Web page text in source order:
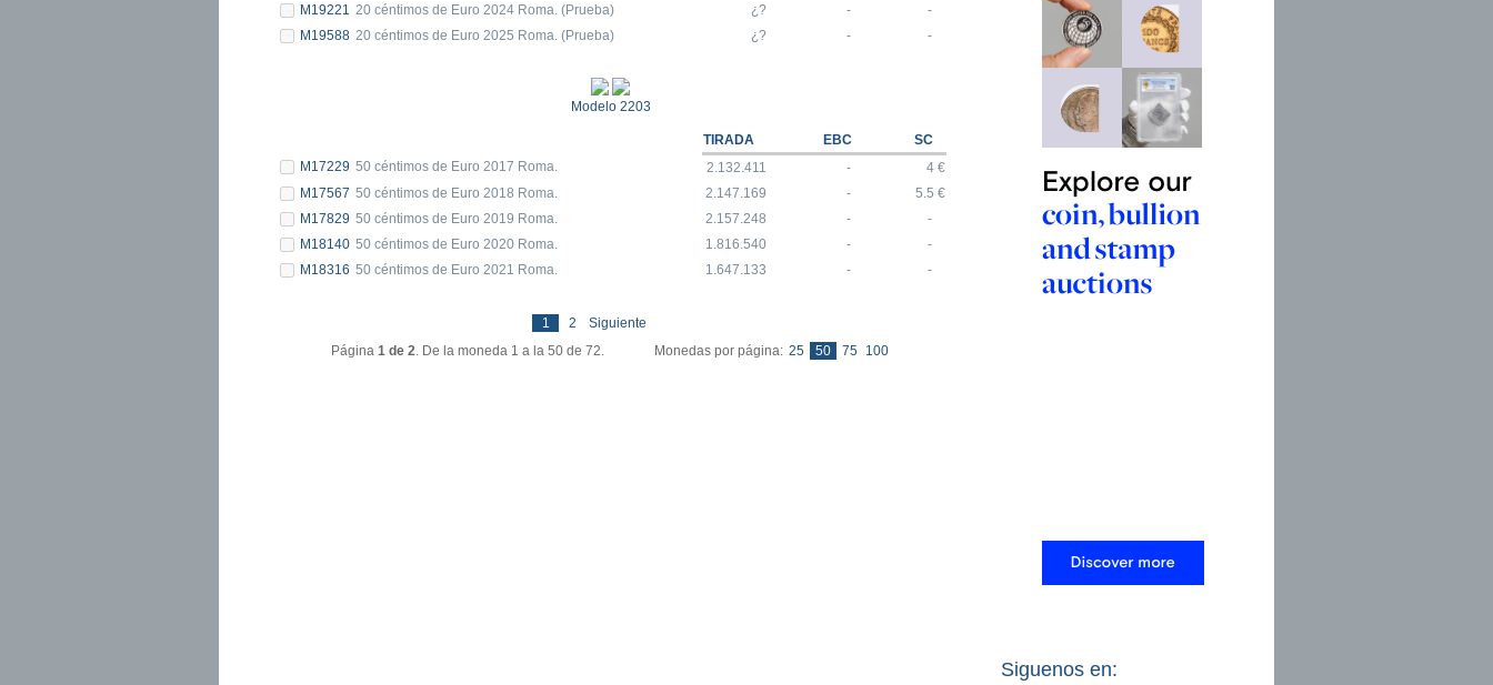
M19221
20 céntimos de Euro 2024 Roma. (Prueba) ¿? -
-
M19588 20 céntimos de Euro 2025 Roma. (Prueba) ¿? - -
Modelo 2203
TIRADA EBC
SC
M17229 50 céntimos de Euro 2017 Roma. 2.132.411 -
4 €
M17567 50 céntimos de Euro 2018 Roma. 2.147.169 -
5.5 €
M17829 50 céntimos de Euro 2019 Roma. 2.157.248 -
-
M18140 50 céntimos de Euro 2020 Roma. 1.816.540 -
-
M18316 50 céntimos de Euro 2021 Roma. 1.647.133 - -
1 2 Siguiente
Página 1 de 2 . De la moneda 1 a la 50 de 72. Monedas por página: 25 50 75 100
Siguenos en: